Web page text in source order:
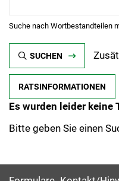
Suche nach Wortbestandteilen
SUCHEN
RATSINFORMATIONEN
Es wurden leider keine
Bitte geben Sie einen